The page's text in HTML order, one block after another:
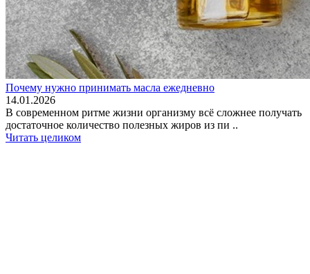
Почему нужно принимать масла ежедневно
14.01.2026
В современном ритме жизни организму всё сложнее получать
достаточное количество полезных жиров из пи ..
Читать целиком